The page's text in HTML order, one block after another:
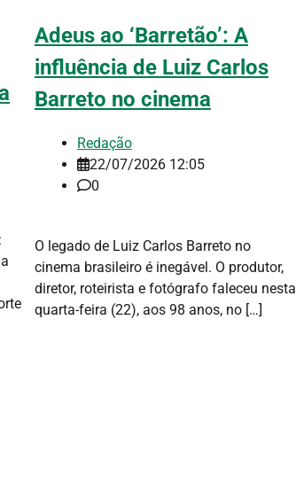
Adeus ao ‘Barretão’: A
influência de Luiz Carlos
Barreto no cinema
Redação
22/07/2026 12:05
0
O legado de Luiz Carlos Barreto no
cinema brasileiro é inegável. O produtor,
diretor, roteirista e fotógrafo faleceu nesta
quarta-feira (22), aos 98 anos, no […]